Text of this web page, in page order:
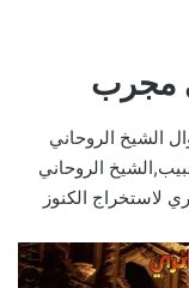
مجرب
الشيخ الروحاني
الروحاني
لاستخراج الكنوز